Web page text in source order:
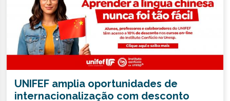
UNIFEF amplia oportunidades de
internacionalização com desconto